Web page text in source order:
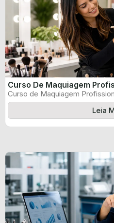
Curso De Maquiagem
Curso de Maquiagem
certificado informado pelo
Leia